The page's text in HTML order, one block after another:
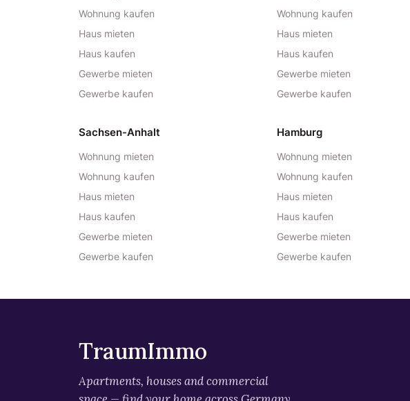
Wohnung kaufen
Haus mieten
Haus kaufen
Gewerbe mieten
Gewerbe kaufen
Wohnung kaufen
Haus mieten
Haus kaufen
Gewerbe mieten
Gewerbe kaufen
Sachsen-Anhalt
Wohnung mieten
Wohnung kaufen
Haus mieten
Haus kaufen
Gewerbe mieten
Gewerbe kaufen
Hamburg
Wohnung mieten
Wohnung kaufen
Haus mieten
Haus kaufen
Gewerbe mieten
Gewerbe kaufen
TraumImmo
Apartments, houses and commercial